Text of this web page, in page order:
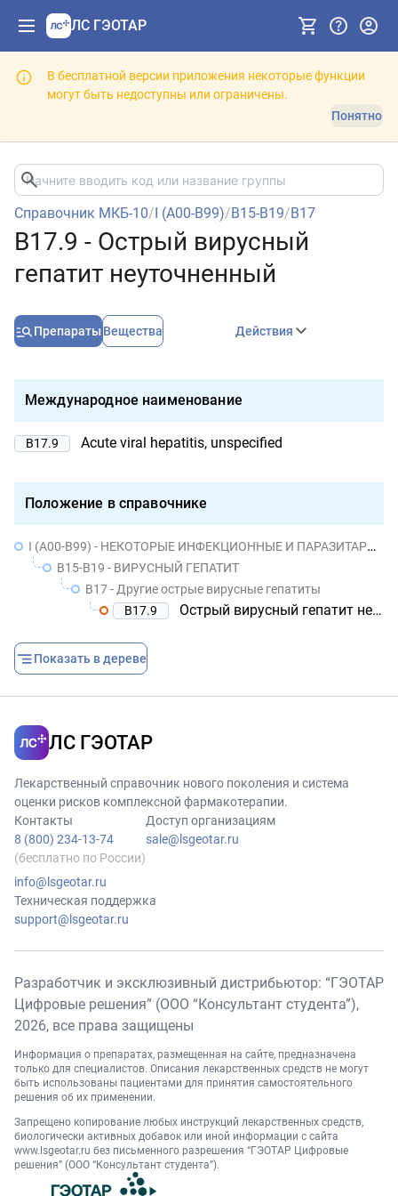
ЛС ГЭОТАР
В бесплатной версии приложения некоторые функции
могут быть недоступны или ограничены.
Понятно
Справочник МКБ-10/I (A00-B99)/B15-B19/B17
B17.9 - Острый вирусный
гепатит неуточненный
Препараты Вещества Действия
Международное наименование
B17.9 Acute viral hepatitis, unspecified
Положение в справочнике
I (A00-B99) - НЕКОТОРЫЕ ИНФЕКЦИОННЫЕ И ПАРАЗИТАРНЫЕ БОЛЕЗНИ
B15-B19 - ВИРУСНЫЙ ГЕПАТИТ
B17 - Другие острые вирусные гепатиты
B17.9
Острый вирусный гепатит неуточненный
Показать в дереве
ЛС ГЭОТАР
Лекарственный справочник нового поколения и система
оценки рисков комплексной фармакотерапии.
Контакты
8 (800) 234-13-74
(бесплатно по России)
info@lsgeotar.ru
Доступ организациям
sale@lsgeotar.ru
Техническая поддержка
support@lsgeotar.ru
Разработчик и эксклюзивный дистрибьютор: “ГЭОТАР
Цифровые решения” (ООО “Консультант студента”),
2026, все права защищены
Информация о препаратах, размещенная на сайте, предназначена
только для специалистов. Описания лекарственных средств не могут
быть использованы пациентами для принятия самостоятельного
решения об их применении.
Запрещено копирование любых инструкций лекарственных средств,
биологически активных добавок или иной информации с сайта
www.lsgeotar.ru без письменного разрешения “ГЭОТАР Цифровые
решения” (ООО “Консультант студента”).